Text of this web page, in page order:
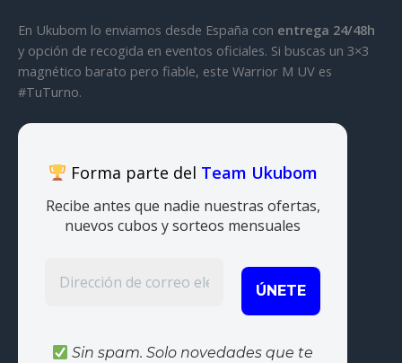
En Ukubom lo enviamos desde España con entrega 24/48h
y opción de recogida en eventos oficiales. Si buscas un 3×3
magnético barato pero fiable, este Warrior M UV es
#TuTurno.
Forma parte del Team Ukubom
Recibe antes que nadie nuestras ofertas,
nuevos cubos y sorteos mensuales
Sin spam. Solo novedades que te